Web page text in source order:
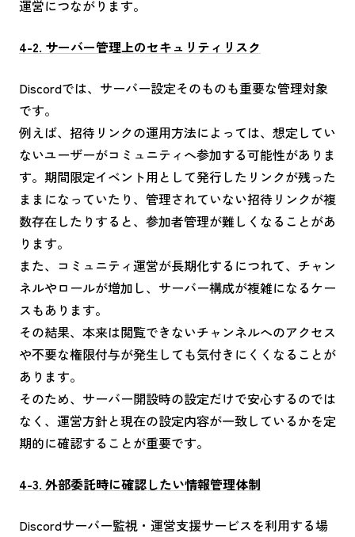
運営につながります。
4-2. サーバー管理上のセキュリティリスク
Discordでは、サーバー設定そのものも重要な管理対象
です。
例えば、招待リンクの運用方法によっては、想定してい
ないユーザーがコミュニティへ参加する可能性がありま
す。期間限定イベント用として発行したリンクが残った
ままになっていたり、管理されていない招待リンクが複
数存在したりすると、参加者管理が難しくなることがあ
ります。
また、コミュニティ運営が長期化するにつれて、チャン
ネルやロールが増加し、サーバー構成が複雑になるケー
スもあります。
その結果、本来は閲覧できないチャンネルへのアクセス
や不要な権限付与が発生しても気付きにくくなることが
あります。
そのため、サーバー開設時の設定だけで安心するのでは
なく、運営方針と現在の設定内容が一致しているかを定
期的に確認することが重要です。
4-3. 外部委託時に確認したい情報管理体制
Discordサーバー監視・運営支援サービスを利用する場